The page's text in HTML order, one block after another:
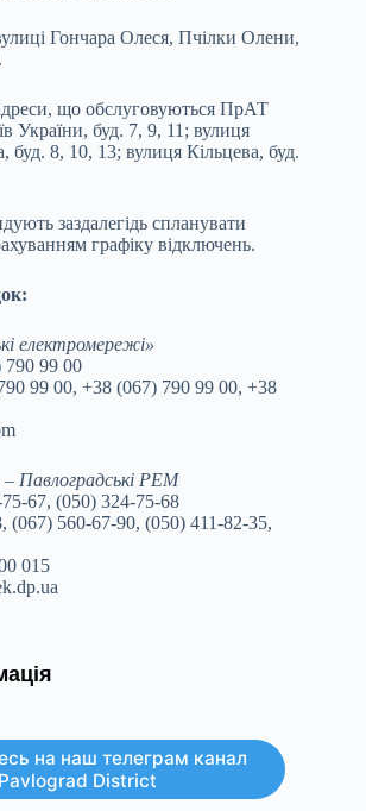
Гончара Олеся, Пчілки Олени,
що обслуговуються ПрАТ
України, буд. 7, 9, 11; вулиця
буд. 8, 10, 13; вулиця Кільцева, буд.
заздалегідь спланувати
графіку відключень.
електромережі»
790 99 00
99 00, +38 (067) 790 99 00, +38
РЕМ
67, (050) 324-75-68
(067) 560-67-90, (050) 411-82-35,
015
на наш телеграм канал
Pavlograd District